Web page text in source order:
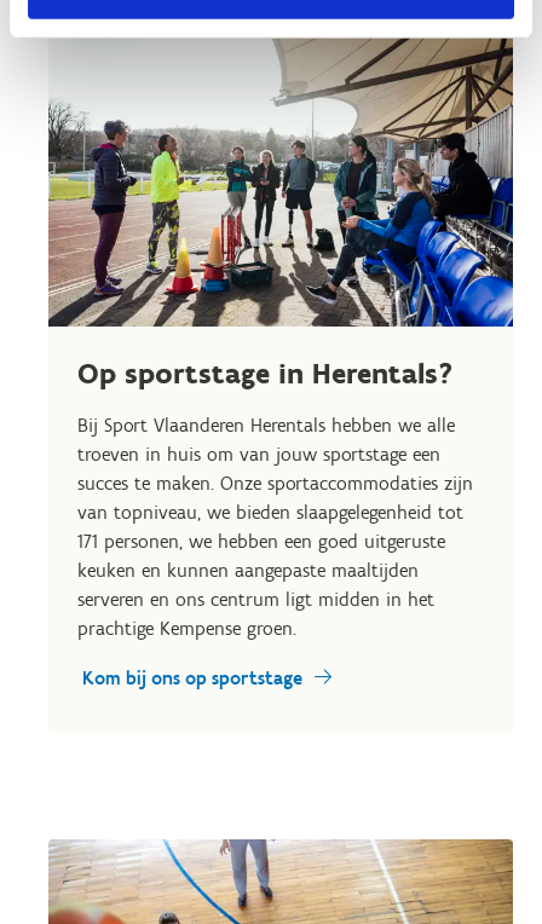
Op sportstage in Herentals?
Bij Sport Vlaanderen Herentals hebben we alle
troeven in huis om van jouw sportstage een
succes te maken. Onze sportaccommodaties zijn
van topniveau, we bieden slaapgelegenheid tot
171 personen, we hebben een goed uitgeruste
keuken en kunnen aangepaste maaltijden
serveren en ons centrum ligt midden in het
prachtige Kempense groen.
Kom bij ons op sportstage